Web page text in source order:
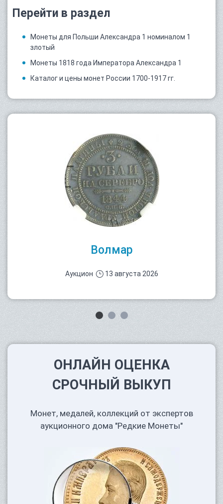
Перейти в раздел
Монеты для Польши Александра 1 номиналом 1
злотый
Монеты 1818 года Императора Александра 1
Каталог и цены монет России 1700-1917 гг.
Волмар
Аукцион 13 августа 2026
ОНЛАЙН ОЦЕНКА
СРОЧНЫЙ ВЫКУП
Монет, медалей, коллекций от экспертов
аукционного дома "Редкие Монеты"